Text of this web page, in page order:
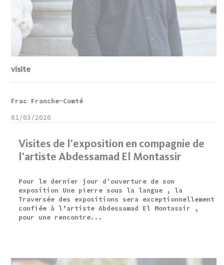
visite
Visites de l'exposition en compagnie de
l'artiste Abdessamad El Montassir
Pour le dernier jour d'ouverture de son
exposition Une pierre sous la langue , la
Traversée des expositions sera exceptionnellement
confiée à l’artiste Abdessamad El Montassir ,
pour une rencontre...
Frac Franche-Comté
01/03/2026